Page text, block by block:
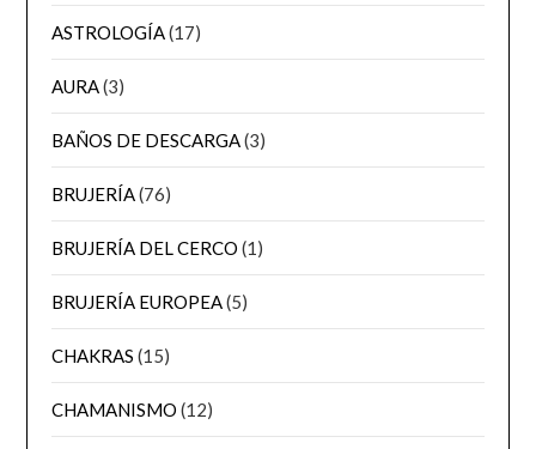
ASTROLOGÍA(17)
AURA(3)
BAÑOS DE DESCARGA(3)
BRUJERÍA(76)
BRUJERÍA DEL CERCO (1)
BRUJERÍA EUROPEA(5)
CHAKRAS (15)
CHAMANISMO (12)